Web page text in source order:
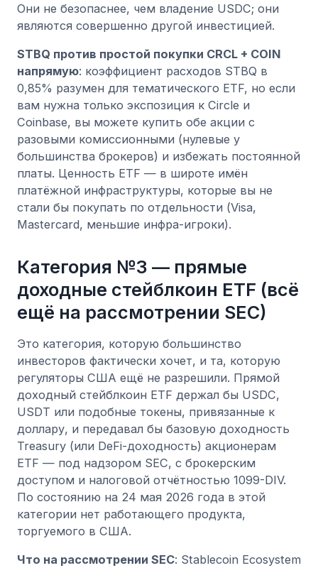
Они не безопаснее, чем владение USDC; они
являются совершенно другой инвестицией.
STBQ против простой покупки CRCL + COIN
напрямую: коэффициент расходов STBQ в
0,85% разумен для тематического ETF, но если
вам нужна только экспозиция к Circle и
Coinbase, вы можете купить обе акции с
разовыми комиссионными (нулевые у
большинства брокеров) и избежать постоянной
платы. Ценность ETF — в широте имён
платёжной инфраструктуры, которые вы не
стали бы покупать по отдельности (Visa,
Mastercard, меньшие инфра-игроки).
Категория №3 — прямые
доходные стейблкоин ETF (всё
ещё на рассмотрении SEC)
Это категория, которую большинство
инвесторов фактически хочет, и та, которую
регуляторы США ещё не разрешили. Прямой
доходный стейблкоин ETF держал бы USDC,
USDT или подобные токены, привязанные к
доллару, и передавал бы базовую доходность
Treasury (или DeFi-доходность) акционерам
ETF — под надзором SEC, с брокерским
доступом и налоговой отчётностью 1099-DIV.
По состоянию на 24 мая 2026 года в этой
категории нет работающего продукта,
торгуемого в США.
Что на рассмотрении SEC: Stablecoin Ecosystem